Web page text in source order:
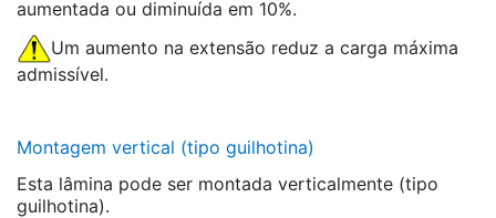
aumentada ou diminuída em 10%.
Um aumento na extensão reduz a carga máxima
admissível.
Montagem vertical (tipo guilhotina)
Esta lâmina pode ser montada verticalmente (tipo
guilhotina).